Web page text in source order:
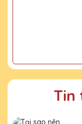
mài, đội ngũ thiết
mang đến khách
đường nét tinh tế,
Quy
Tin